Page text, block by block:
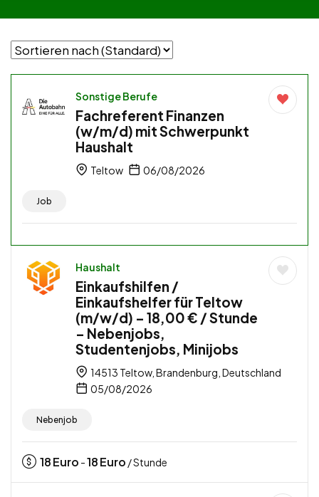
Sonstige Berufe
Fachreferent Finanzen
(w/m/d) mit Schwerpunkt
Haushalt
Teltow 06/08/2026
Job
Haushalt
Einkaufshilfen /
Einkaufshelfer für Teltow
(m/w/d) – 18,00 € / Stunde
– Nebenjobs,
Studentenjobs, Minijobs
14513 Teltow, Brandenburg, Deutschland
05/08/2026
Nebenjob
18Euro -18Euro / Stunde